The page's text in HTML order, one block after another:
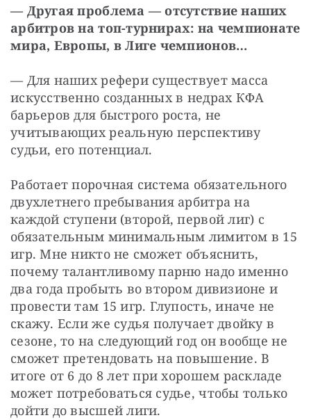
— Другая проблема — отсутствие наших
арбитров на топ-турнирах: на чемпионате
мира, Европы, в Лиге чемпионов…
— Для наших рефери существует масса
искусственно созданных в недрах КФА
барьеров для быстрого роста, не
учитывающих реальную перспективу
судьи, его потенциал.
Работает порочная система обязательного
двухлетнего пребывания арбитра на
каждой ступени (второй, первой лиг) с
обязательным минимальным лимитом в 15
игр. Мне никто не сможет объяснить,
почему талантливому парню надо именно
два года пробыть во втором дивизионе и
провести там 15 игр. Глупость, иначе не
скажу. Если же судья получает двойку в
сезоне, то на следующий год он вообще не
сможет претендовать на повышение. В
итоге от 6 до 8 лет при хорошем раскладе
может потребоваться судье, чтобы только
дойти до высшей лиги.